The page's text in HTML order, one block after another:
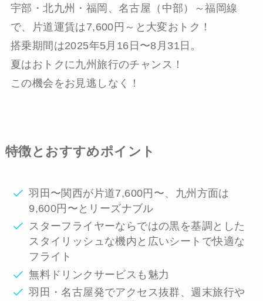
宇部・北九州・福岡、名古屋（中部）～福岡線
で、片道運賃は7,600円～と大変おトク！
搭乗期間は2025年5月16日〜8月31日。
夏はおトクに九州旅行のチャンス！
この機会をお見逃しなく！
特徴とおすすめポイント
羽田〜関西が片道7,600円〜、九州方面は
9,600円〜とリーズナブル
スターフライヤーならではの黒を基調とした
スタイリッシュな機内と広いシートで快適な
フライト
無料ドリンクサービスも魅力
羽田・名古屋発でアクセス抜群、週末旅行や